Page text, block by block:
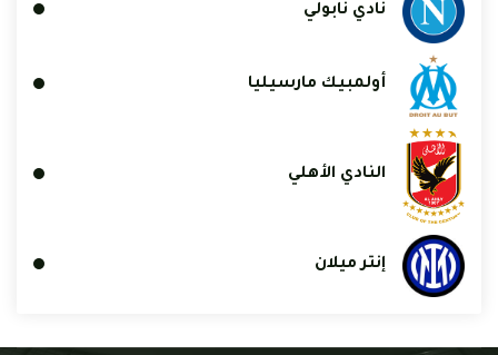
نادي نابولي
أولمبيك مارسيليا
النادي الأهلي
إنتر ميلان